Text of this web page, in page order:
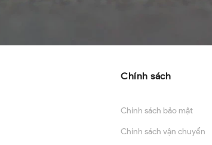
Chính sách
Chính sách bảo mật
Chính sách vận chuyển